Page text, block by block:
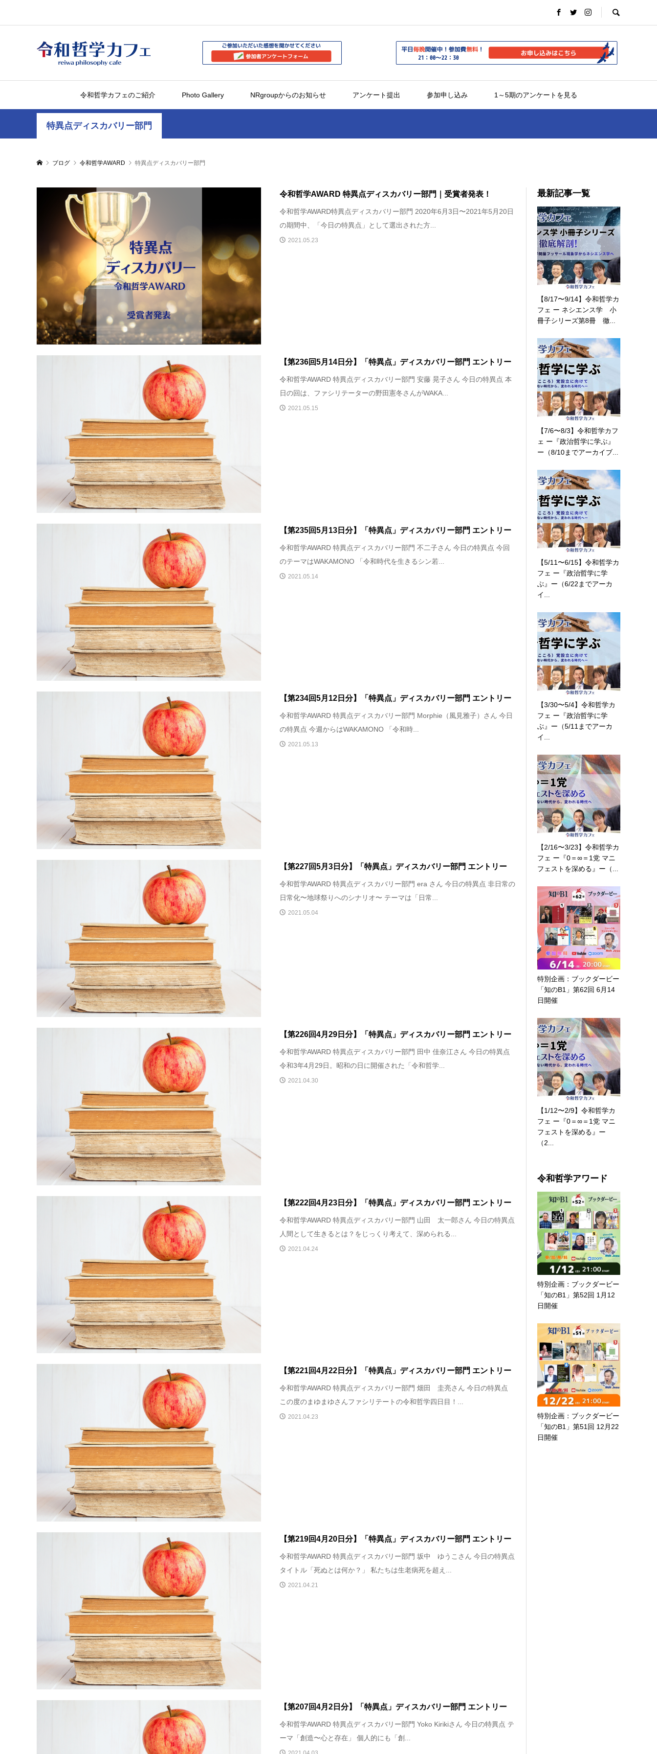
令和哲学カフェのご紹介 Photo Gallery NRgroupからのお知らせ アンケート提出 参加申し込み 1～5期のアンケートを見る
特異点ディスカバリー部門
ブログ 令和哲学AWARD 特異点ディスカバリー部門
令和哲学AWARD 特異点ディスカバリー部門｜受賞者発表！
令和哲学AWARD特異点ディスカバリー部門 2020年6月3日〜2021年5月20日
の期間中、「今日の特異点」として選出された方...
2021.05.23
【第236回5月14日分】「特異点」ディスカバリー部門 エントリー
令和哲学AWARD 特異点ディスカバリー部門 安藤 晃子さん 今日の特異点 本
日の回は、ファシリテーターの野田憲冬さんがWAKA...
2021.05.15
【第235回5月13日分】「特異点」ディスカバリー部門 エントリー
令和哲学AWARD 特異点ディスカバリー部門 不二子さん 今日の特異点 今回
のテーマはWAKAMONO 「令和時代を生きるシン若...
2021.05.14
【第234回5月12日分】「特異点」ディスカバリー部門 エントリー
令和哲学AWARD 特異点ディスカバリー部門 Morphie（風見雅子）さん 今日
の特異点 今週からはWAKAMONO 「令和時...
2021.05.13
【第227回5月3日分】「特異点」ディスカバリー部門 エントリー
令和哲学AWARD 特異点ディスカバリー部門 era さん 今日の特異点 非日常の
日常化〜地球祭りへのシナリオ〜 テーマは「日常...
2021.05.04
【第226回4月29日分】「特異点」ディスカバリー部門 エントリー
令和哲学AWARD 特異点ディスカバリー部門 田中 佳奈江さん 今日の特異点
令和3年4月29日。昭和の日に開催された「令和哲学...
2021.04.30
【第222回4月23日分】「特異点」ディスカバリー部門 エントリー
令和哲学AWARD 特異点ディスカバリー部門 山田 太一郎さん 今日の特異点
人間として生きるとは？をじっくり考えて、深められる...
2021.04.24
【第221回4月22日分】「特異点」ディスカバリー部門 エントリー
令和哲学AWARD 特異点ディスカバリー部門 畑田 圭亮さん 今日の特異点
この度のまゆまゆさんファシリテートの令和哲学四日目！...
2021.04.23
【第219回4月20日分】「特異点」ディスカバリー部門 エントリー
令和哲学AWARD 特異点ディスカバリー部門 坂中 ゆうこさん 今日の特異点
タイトル「死ぬとは何か？」 私たちは生老病死を超え...
2021.04.21
【第207回4月2日分】「特異点」ディスカバリー部門 エントリー
令和哲学AWARD 特異点ディスカバリー部門 Yoko Kirikiさん 今日の特異点 テ
ーマ「創造〜心と存在」 個人的にも「創...
最新記事一覧
【8/17〜9/14】令和哲学カ
フェ ー ネシエンス学 小
冊子シリーズ第8冊 徹...
【7/6〜8/3】令和哲学カフ
ェ ー『政治哲学に学ぶ』
ー（8/10までアーカイブ...
【5/11〜6/15】令和哲学カ
フェ ー『政治哲学に学
ぶ』ー（6/22までアーカ
イ...
【3/30〜5/4】令和哲学カ
フェ ー『政治哲学に学
ぶ』ー（5/11までアーカ
イ...
【2/16〜3/23】令和哲学カ
フェ ー『0＝∞＝1党 マニ
フェストを深める』ー（...
特別企画：ブックダービー
「知のB1」第62回 6月14
日開催
【1/12〜2/9】令和哲学カ
フェ ー『0＝∞＝1党 マニ
フェストを深める』ー
（2...
令和哲学アワード
特別企画：ブックダービー
「知のB1」第52回 1月12
日開催
特別企画：ブックダービー
「知のB1」第51回 12月22
日開催